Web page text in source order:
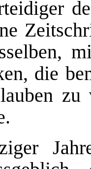
die
zu